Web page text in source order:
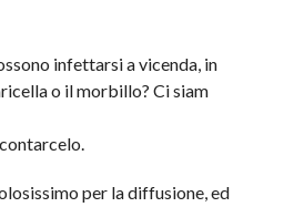
infettarsi a vicenda, in
o il morbillo? Ci siam
per la diffusione, ed